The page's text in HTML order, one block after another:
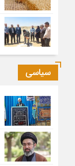
سیاسی